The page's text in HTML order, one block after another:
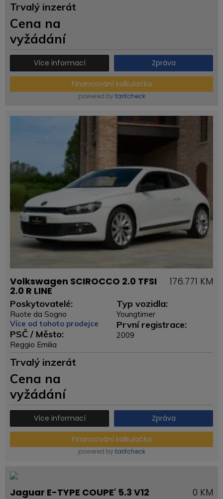
Trvalý inzerát
Cena na
vyžádání
Více informací Zpráva
Financování kalkulačka
powered by tarifcheck
Volkswagen SCIROCCO 2.0 TFSI
2.0 R LINE
176.771 KM
Poskytovatelé:
Ruote da Sogno
Více od tohoto prodejce
PSČ / Město:
Reggio Emilia
Typ vozidla:
Youngtimer
První registrace:
2009
Trvalý inzerát
Cena na
vyžádání
Více informací Zpráva
Financování kalkulačka
powered by tarifcheck
Jaguar E-TYPE COUPE' 5.3 V12 0 KM